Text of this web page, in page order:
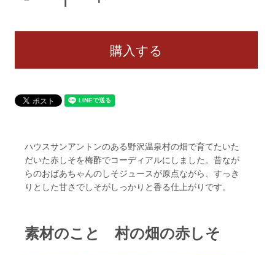
ハウスサンアントンのある野沢温泉村の畑で育てたいた
だいた赤しそを梅酢でコーディアルにしました。昔なが
らのおばあちゃんのしそジュースが原点ながら、すっき
りとした甘さでしそがしっかりと香る仕上がりです。
素材のこと 村の畑の赤しそ